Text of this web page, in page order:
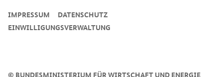
© BUNDESMINISTERIUM FÜR WIRTSCHAFT UND ENERGIE
IMPRESSUM
DATENSCHUTZ
EINWILLIGUNGSVERWALTUNG